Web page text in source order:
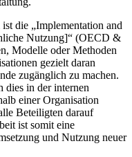
die „Implementation and
Nutzung]“ (OECD &
Modelle oder Methoden
gezielt daran
zugänglich zu machen.
dies in der internen
einer Organisation
Beteiligten darauf
ist somit eine
und Nutzung neuer